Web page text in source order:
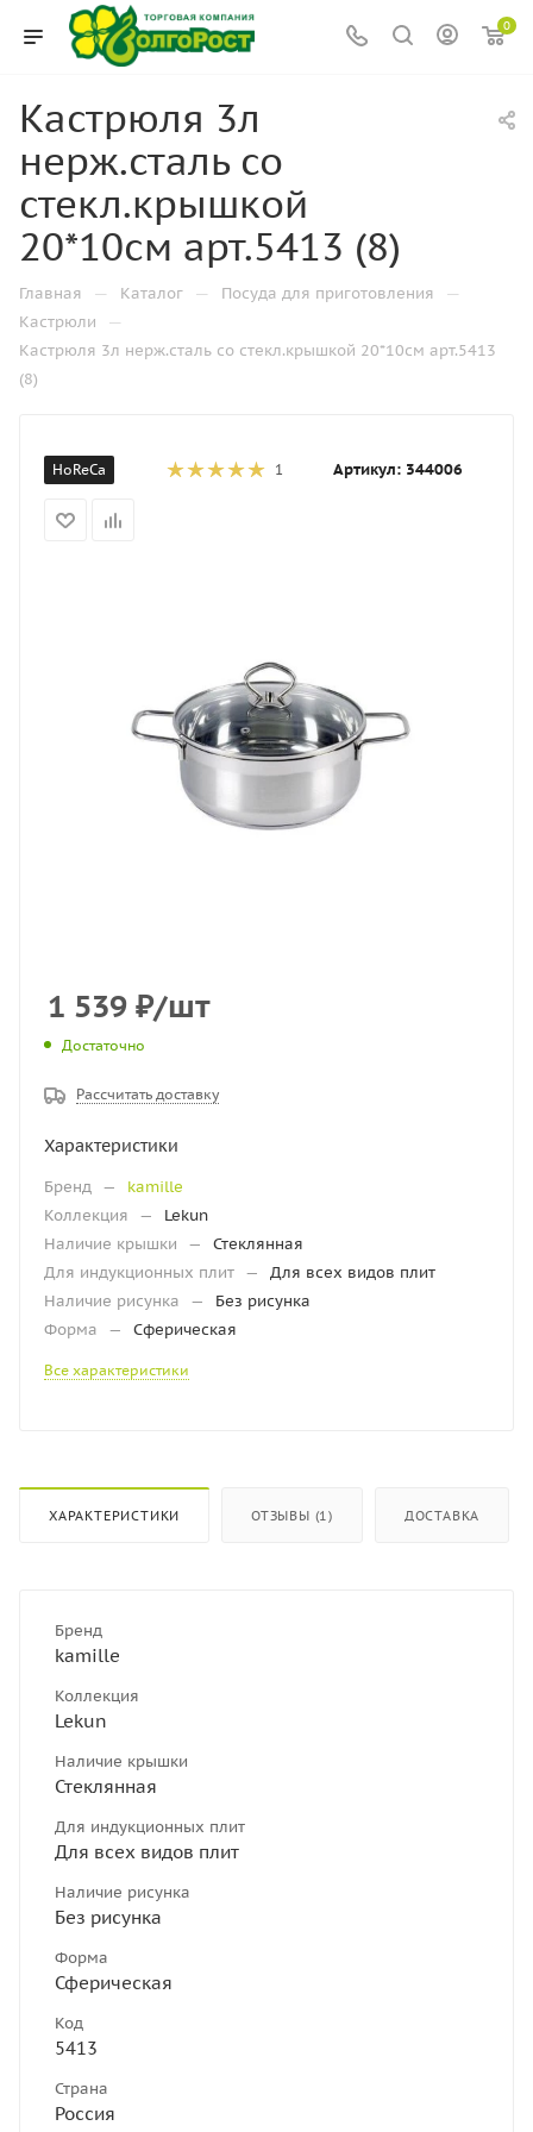
0
Кастрюля 3л
нерж.сталь со
стекл.крышкой
20*10см арт.5413 (8)
Главная — Каталог — Посуда для приготовления —
Кастрюли —
Кастрюля 3л нерж.сталь со стекл.крышкой 20*10см арт.5413
(8)
HoReCa 1 Артикул: 344006
1 539 ₽/шт
Достаточно
Рассчитать доставку
Характеристики
Бренд —
kamille
Коллекция
—
Lekun
Наличие крышки
—
Стеклянная
Для индукционных плит —
Для всех видов плит
Наличие рисунка
—
Без рисунка
Форма
— Сферическая
Все характеристики
ХАРАКТЕРИСТИКИ ОТЗЫВЫ (1) ДОСТАВКА
Бренд
kamille
Коллекция
Lekun
Наличие крышки
Стеклянная
Для индукционных плит
Для всех видов плит
Наличие рисунка
Без рисунка
Форма
Сферическая
Код
5413
Страна
Россия